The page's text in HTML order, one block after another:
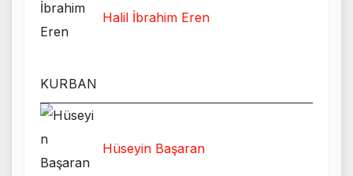
Halil İbrahim Eren
KURBAN
Hüseyin Başaran